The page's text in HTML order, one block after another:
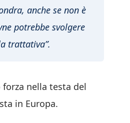
anche se non è
potrebbe svolgere
trattativa”.
nella testa del
in Europa.